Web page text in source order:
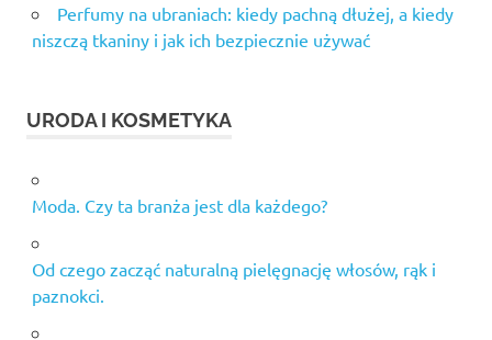
Perfumy na ubraniach: kiedy pachną dłużej, a kiedy
niszczą tkaniny i jak ich bezpiecznie używać
URODA I KOSMETYKA
Moda. Czy ta branża jest dla każdego?
Od czego zacząć naturalną pielęgnację włosów, rąk i
paznokci.